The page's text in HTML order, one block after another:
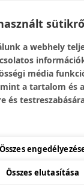
Youtube
– Youtube
– Facebook
– Facebook
– Youtube
a webhely
média
a tartalom és
és
Összes
Összes elutasítása